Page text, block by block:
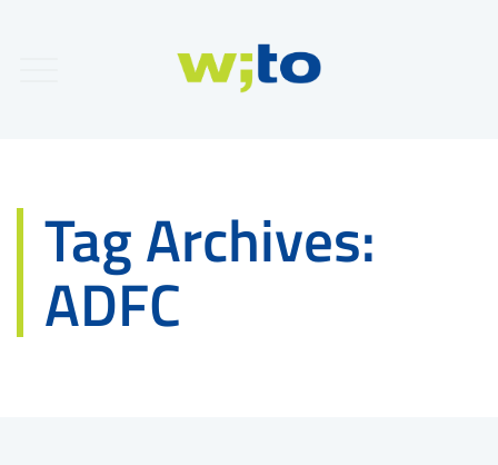
Tag Archives:
ADFC